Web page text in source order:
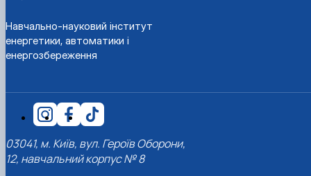
Навчально-науковий інститут
енергетики, автоматики і
енергозбереження
03041, м. Київ, вул. Героїв Оборони,
12, навчальний корпус № 8